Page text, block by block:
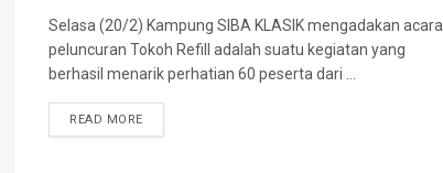
Selasa (20/2) Kampung SIBA KLASIK mengadakan acara
peluncuran Tokoh Refill adalah suatu kegiatan yang
berhasil menarik perhatian 60 peserta dari ...
READ MORE